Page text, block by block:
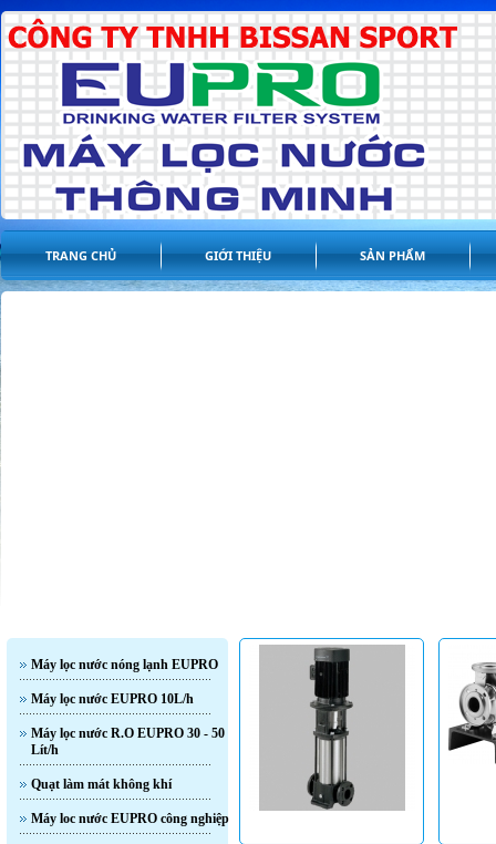
TRANG CHỦ GIỚI THIỆU SẢN PHẨM
Máy lọc nước nóng lạnh EUPRO
Máy lọc nước EUPRO 10L/h
Máy lọc nước R.O EUPRO 30 - 50
Lít/h
Quạt làm mát không khí
Máy loc nước EUPRO công nghiệp